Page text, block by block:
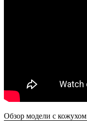
Обзор модели с кожухом